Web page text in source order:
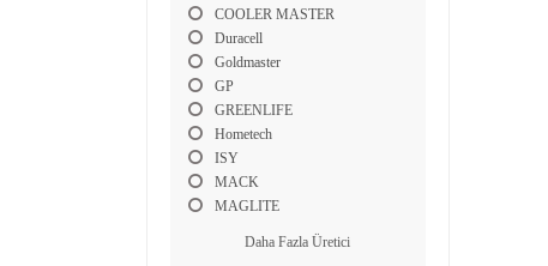
COOLER MASTER
Duracell
Goldmaster
GP
GREENLIFE
Hometech
ISY
MACK
MAGLITE
Daha Fazla Üretici